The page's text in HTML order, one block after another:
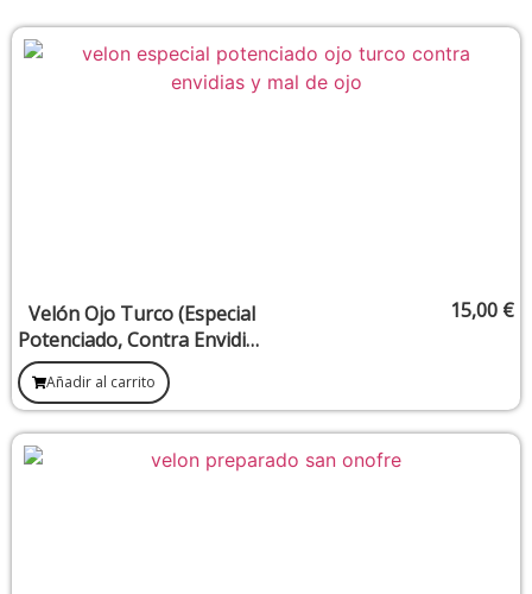
Velón Ojo Turco (Especial
Potenciado, Contra Envidias
y Mal de Ojo)
15,00 €
Añadir al carrito